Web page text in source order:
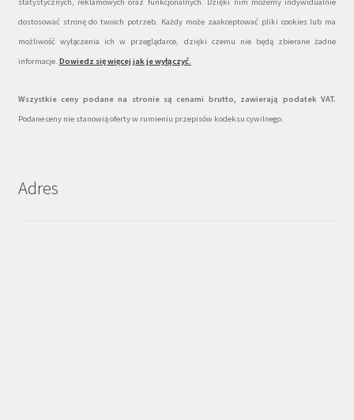
dostosować stronę do twoich potrzeb. Każdy może zaakceptować pliki cookies lub ma
możliwość wyłączenia ich w przeglądarce, dzięki czemu nie będą zbierane żadne
informacje. Dowiedz się więcej jak je wyłączyć.
Wszystkie ceny podane na stronie są cenami brutto, zawierają podatek VAT.
Podane ceny nie stanowią oferty w rumieniu przepisów kodeksu cywilnego.
Adres